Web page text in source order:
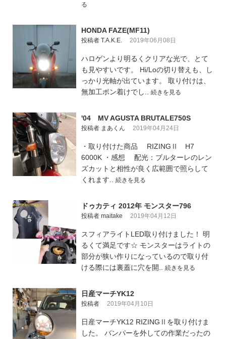
る
HONDA FAZE(MF11)
投稿者 T.A.K.E. 2019年06月08日
ハロゲンより明るくクリアな光で、とて
も見やすいです。 Hi/Loの切り替えも、し
っかり光軸が出ています。 取り付けは、
無加工ポン着けでし.. 続きを見る
'04 MV AGUSTA BRUTALE750S
投稿者 まあくん 2019年04月24日
・取り付けた商品 RIZINGⅡ H7
6000K ・感想 配光：ブルターレのレン
ズカットと相性が良く広範囲で照らして
くれます.. 続きを見る
ドゥカティ 2012年 モンスター796
投稿者 maitake 2019年04月12日
スフィアライトLED取り付けました！ 明
るくて満足です☆ モンスターはライトの
部分が狭い作りになっているので取り付
ける際には裏蓋に穴を開.. 続きを見る
日産マーチYK12
投稿者 2019年04月10日
日産マーチYK12 RIZINGⅡを取り付けま
した。 バンパーを外しての作業だったの